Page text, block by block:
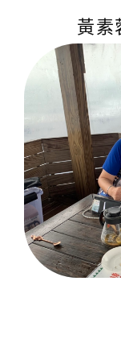
黃素